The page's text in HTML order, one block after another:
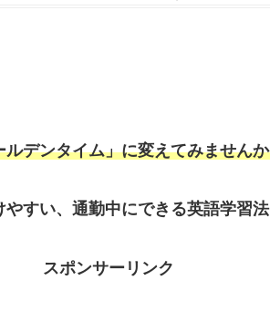
デンタイム」に変えてみません
すい、通勤中にできる英語学習法
スポンサーリンク